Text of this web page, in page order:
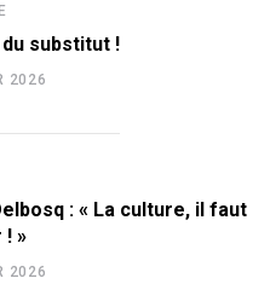
substitut !
2026
: « La culture, il faut
! »
2026